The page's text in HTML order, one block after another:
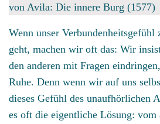
von Avila: Die innere Burg (1577)
Wenn unser Verbundenheitsgefühl
geht, machen wir oft das: Wir
den anderen mit Fragen
Ruhe. Denn wenn wir auf uns
dieses Gefühl des unaufhörlichen
es oft die eigentliche Lösung: vom